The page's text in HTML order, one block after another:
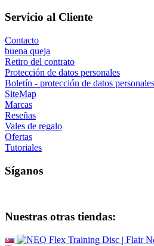
Servicio al Cliente
Contacto
buena queja
Retiro del contrato
Protección de datos personales
Boletín - protección de datos personales
SiteMap
Marcas
Reseñas
Vales de regalo
Ofertas
Tutoriales
Síganos
Nuestras otras tiendas: